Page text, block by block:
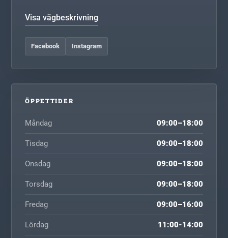
Visa vägbeskrivning
Facebook Instagram
ÖPPETTIDER
Måndag 09:00–18:00
Tisdag 09:00–18:00
Onsdag 09:00–18:00
Torsdag 09:00–18:00
Fredag 09:00–16:00
Lördag 11:00-14:00